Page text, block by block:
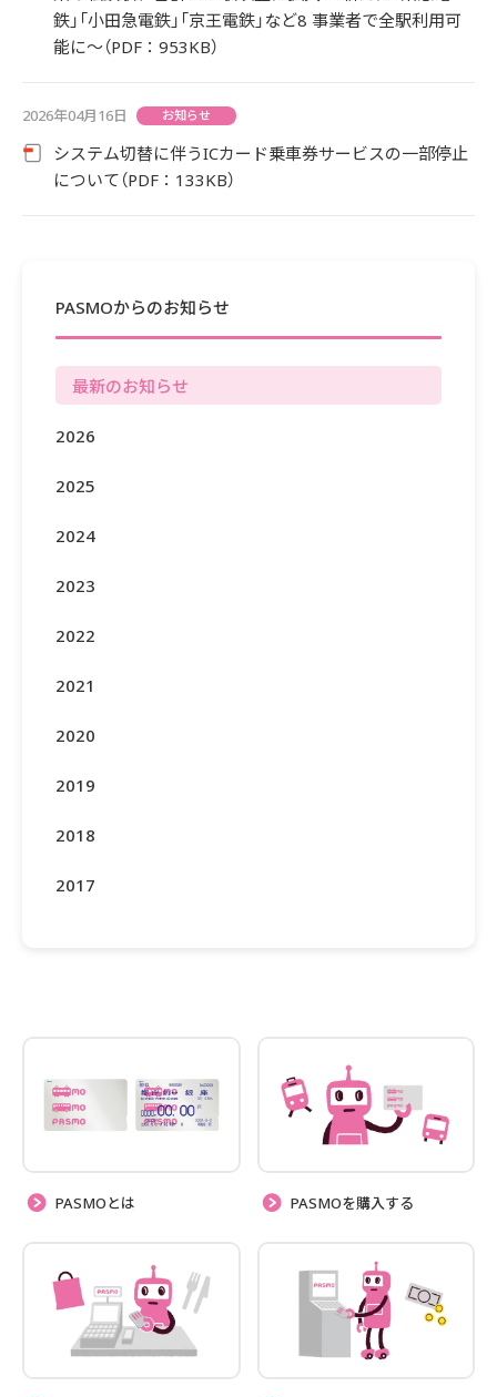
鉄」「小田急電鉄」「京王電鉄」など8 事業者で全駅利用可
能に～（PDF：953KB）
2026年04月16日 お知らせ
システム切替に伴うICカード乗車券サービスの一部停止
について（PDF：133KB）
PASMOからのお知らせ
最新のお知らせ
2026
2025
2024
2023
2022
2021
2020
2019
2018
2017
PASMOとは PASMOを購入する